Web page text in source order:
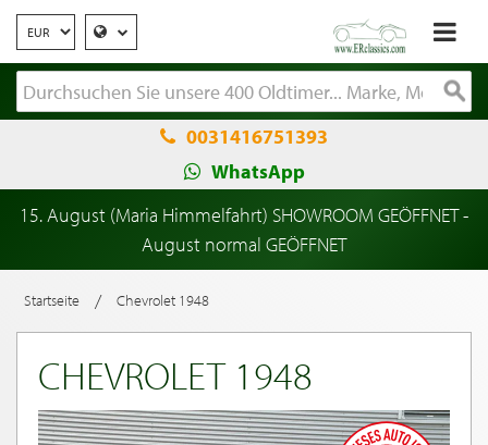
0031416751393
WhatsApp
15. August (Maria Himmelfahrt) SHOWROOM GEÖFFNET -
August normal GEÖFFNET
Startseite / Chevrolet 1948
CHEVROLET 1948